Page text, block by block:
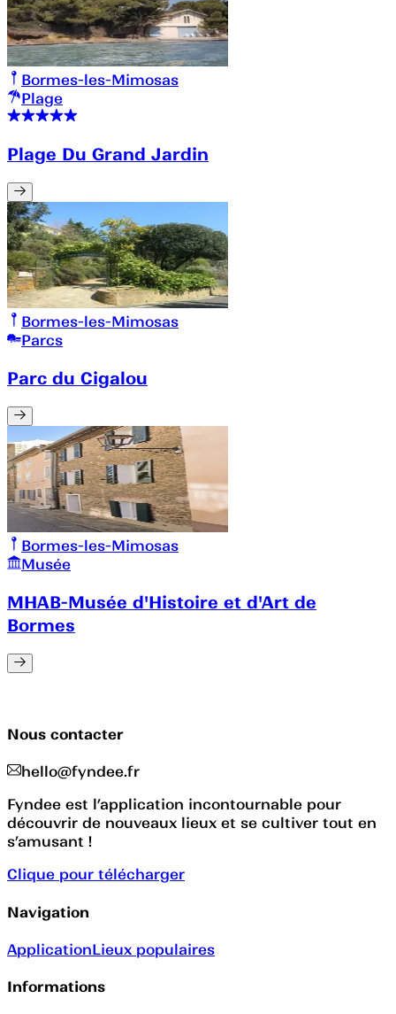
Bormes-les-Mimosas
Plage
Plage Du Grand Jardin
Bormes-les-Mimosas
Parcs
Parc du Cigalou
Bormes-les-Mimosas
Musée
MHAB-Musée d'Histoire et d'Art de
Bormes
Nous contacter
hello@fyndee.fr
Fyndee est l’application incontournable pour
découvrir de nouveaux lieux et se cultiver tout en
s’amusant !
Clique pour télécharger
Navigation
ApplicationLieux populaires
Informations